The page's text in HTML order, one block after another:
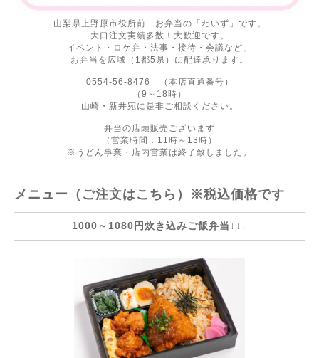
山梨県上野原市役所前 お弁当の「わいず」です。
大口注文実績多数！大歓迎です。
イベント・ロケ弁・法事・接待・会議など、
お弁当を広域（1都5県）に配達承ります。
0554-56-8476 （本店直通番号）
（9～18時）
山崎・新井宛に是非ご相談ください。
弁当の店頭販売ございます
（営業時間：11時～13時）
※うどん事業・店内営業は終了致しました。
メニュー（ご注文はこちら）※税込価格です
1000～1080円炊き込みご飯弁当↓↓↓